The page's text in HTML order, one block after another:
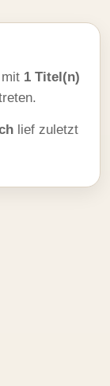
1 Titel(n)
lief zuletzt